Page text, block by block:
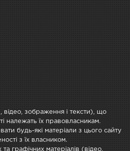
відео, зображення і тексти), що
належать їх правовласникам.
будь-які матеріали з цього сайту
з їх власником.
графічних матеріалів (відео,